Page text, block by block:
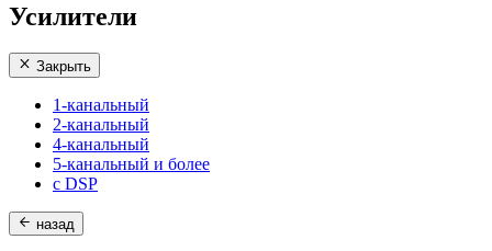
Усилители
Закрыть
1-канальный
2-канальный
4-канальный
5-канальный и более
с DSP
назад